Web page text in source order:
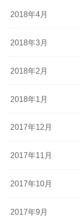
2018年4月
2018年3月
2018年2月
2018年1月
2017年12月
2017年11月
2017年10月
2017年9月